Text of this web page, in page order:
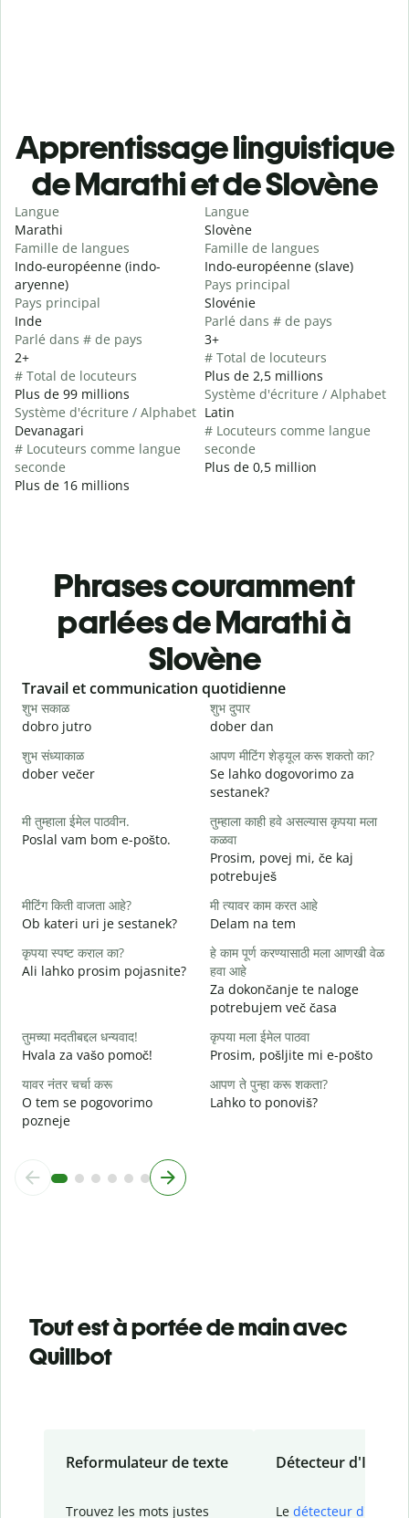
Apprentissage linguistique
de Marathi et de Slovène
Langue
Marathi
Famille de langues
Indo-européenne (indo-
aryenne)
Pays principal
Inde
Parlé dans # de pays
2+
# Total de locuteurs
Plus de 99 millions
Système d'écriture / Alphabet
Devanagari
# Locuteurs comme langue
seconde
Plus de 16 millions
Langue
Slovène
Famille de langues
Indo-européenne (slave)
Pays principal
Slovénie
Parlé dans # de pays
3+
# Total de locuteurs
Plus de 2,5 millions
Système d'écriture / Alphabet
Latin
# Locuteurs comme langue
seconde
Plus de 0,5 million
Phrases couramment
parlées de Marathi à
Slovène
Slide 1 of 6
Travail et communication quotidienne
शुभ सकाळ
dobro jutro
शुभ दुपार
dober dan
शुभ संध्याकाळ
dober večer
आपण मीटिंग शेड्यूल करू शकतो का?
Se lahko dogovorimo za
sestanek?
मी तुम्हाला ईमेल पाठवीन.
Poslal vam bom e-pošto.
तुम्हाला काही हवे असल्यास कृपया मला
कळवा
Prosim, povej mi, če kaj
potrebuješ
मीटिंग किती वाजता आहे?
Ob kateri uri je sestanek?
मी त्यावर काम करत आहे
Delam na tem
कृपया स्पष्ट कराल का?
Ali lahko prosim pojasnite?
हे काम पूर्ण करण्यासाठी मला आणखी वेळ
हवा आहे
Za dokončanje te naloge
potrebujem več časa
तुमच्या मदतीबद्दल धन्यवाद!
Hvala za vašo pomoč!
कृपया मला ईमेल पाठवा
Prosim, pošljite mi e-pošto
यावर नंतर चर्चा करू
O tem se pogovorimo
pozneje
आपण ते पुन्हा करू शकता?
Lahko to ponoviš?
Tout est à portée de main avec
Quillbot
Reformulateur de texte
Trouvez les mots justes
Détecteur d'IA
Le détecteur d'IA